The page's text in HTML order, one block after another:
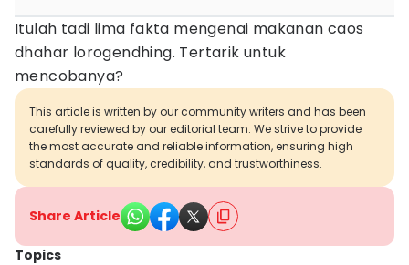
Itulah tadi lima fakta mengenai makanan caos
dhahar lorogendhing. Tertarik untuk
mencobanya?
This article is written by our community writers and has been
carefully reviewed by our editorial team. We strive to provide
the most accurate and reliable information, ensuring high
standards of quality, credibility, and trustworthiness.
Share Article
Topics